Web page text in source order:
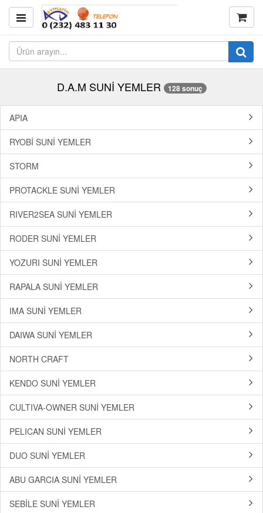
D.A.M SUNİ YEMLER 128 sonuç
APIA
RYOBİ SUNİ YEMLER
STORM
PROTACKLE SUNİ YEMLER
RIVER2SEA SUNİ YEMLER
RODER SUNİ YEMLER
YOZURI SUNİ YEMLER
RAPALA SUNİ YEMLER
IMA SUNİ YEMLER
DAIWA SUNİ YEMLER
NORTH CRAFT
KENDO SUNİ YEMLER
CULTIVA-OWNER SUNİ YEMLER
PELICAN SUNİ YEMLER
DUO SUNİ YEMLER
ABU GARCIA SUNİ YEMLER
SEBİLE SUNİ YEMLER